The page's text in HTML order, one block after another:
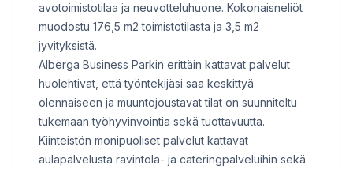
avotoimistotilaa ja neuvotteluhuone. Kokonaisneliöt
muodostu 176,5 m2 toimistotilasta ja 3,5 m2
jyvityksistä.
Alberga Business Parkin erittäin kattavat palvelut
huolehtivat, että työntekijäsi saa keskittyä
olennaiseen ja muuntojoustavat tilat on suunniteltu
tukemaan työhyvinvointia sekä tuottavuutta.
Kiinteistön monipuoliset palvelut kattavat
aulapalvelusta ravintola- ja cateringpalveluihin sekä